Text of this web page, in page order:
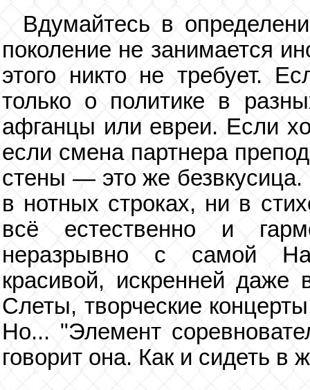
Вдумайтесь в
поколение не занимается
этого никто не требует.
только о политике в
афганцы или евреи. Если
если смена партнера
стены — это же
в нотных строках, ни в
всё естественно и
неразрывно с самой
красивой, искренней
Слеты, творческие
Но... "Элемент
говорит она. Как и сидеть